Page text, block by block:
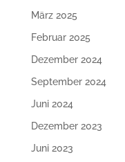
März 2025
Februar 2025
Dezember 2024
September 2024
Juni 2024
Dezember 2023
Juni 2023